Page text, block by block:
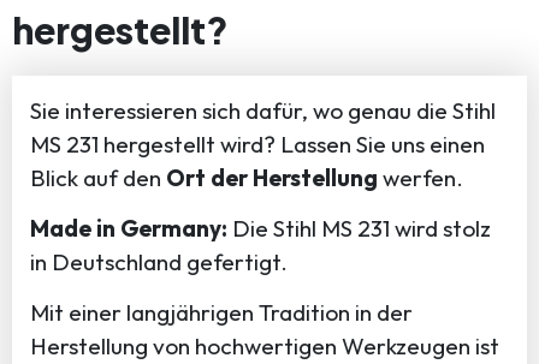
hergestellt?
Sie interessieren sich dafür, wo genau die Stihl
MS 231 hergestellt wird? Lassen Sie uns einen
Blick auf den Ort der Herstellung werfen.
Made in Germany: Die Stihl MS 231 wird stolz
in Deutschland gefertigt.
Mit einer langjährigen Tradition in der
Herstellung von hochwertigen Werkzeugen ist